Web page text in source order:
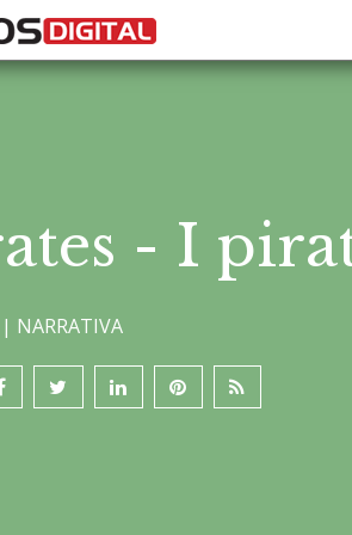
- I
NARRATIVA